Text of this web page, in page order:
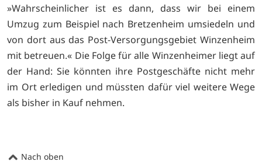
»Wahrscheinlicher ist es dann, dass wir bei einem
Umzug zum Beispiel nach Bretzenheim umsiedeln und
von dort aus das Post-Versorgungsgebiet Winzenheim
mit betreuen.« Die Folge für alle Winzenheimer liegt auf
der Hand: Sie könnten ihre Postgeschäfte nicht mehr
im Ort erledigen und müssten dafür viel weitere Wege
als bisher in Kauf nehmen.
Nach oben